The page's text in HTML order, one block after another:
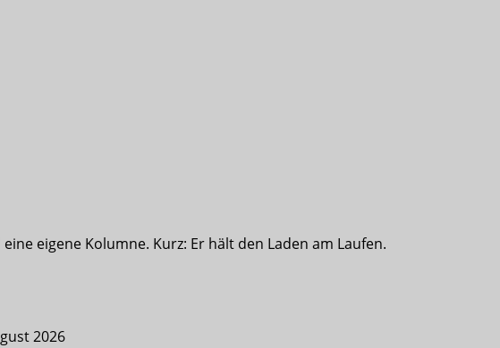
eigene Kolumne. Kurz: Er hält den Laden am Laufen.
2026